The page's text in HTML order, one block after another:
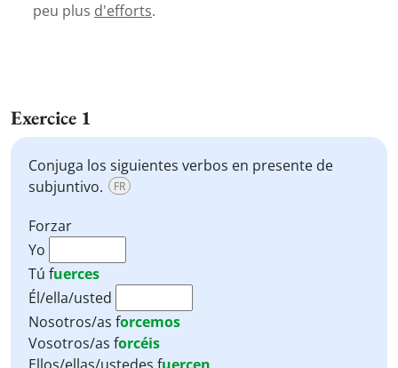
peu plus d'efforts.
Exercice 1
Conjuga los siguientes verbos en presente de
subjuntivo.
FR
Forzar
Yo
Tú fuerces
Él/ella/usted
Nosotros/as forcemos
Vosotros/as forcéis